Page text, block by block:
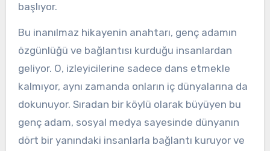
başlıyor.
Bu inanılmaz hikayenin anahtarı, genç adamın
özgünlüğü ve bağlantısı kurduğu insanlardan
geliyor. O, izleyicilerine sadece dans etmekle
kalmıyor, aynı zamanda onların iç dünyalarına da
dokunuyor. Sıradan bir köylü olarak büyüyen bu
genç adam, sosyal medya sayesinde dünyanın
dört bir yanındaki insanlarla bağlantı kuruyor ve